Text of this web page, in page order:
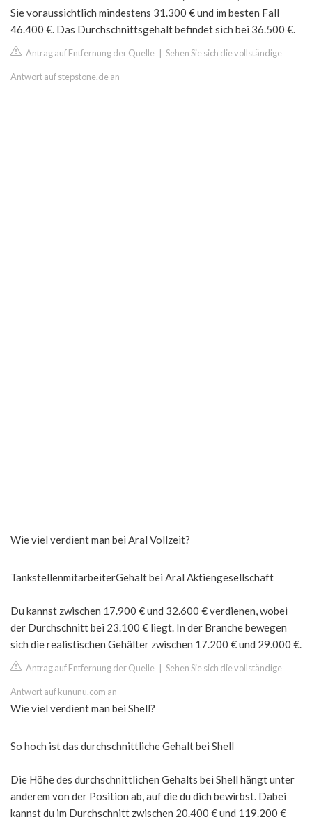
Sie voraussichtlich mindestens 31.300 € und im besten Fall
46.400 €. Das Durchschnittsgehalt befindet sich bei 36.500 €.
Antrag auf Entfernung der Quelle Sehen Sie sich die vollständige
Antwort auf stepstone.de an
Wie viel verdient man bei Aral Vollzeit?
TankstellenmitarbeiterGehalt bei Aral Aktiengesellschaft
Du kannst zwischen 17.900 € und 32.600 € verdienen, wobei
der Durchschnitt bei 23.100 € liegt. In der Branche bewegen
sich die realistischen Gehälter zwischen 17.200 € und 29.000 €.
Antrag auf Entfernung der Quelle Sehen Sie sich die vollständige
Antwort auf kununu.com an
Wie viel verdient man bei Shell?
So hoch ist das durchschnittliche Gehalt bei Shell
Die Höhe des durchschnittlichen Gehalts bei Shell hängt unter
anderem von der Position ab, auf die du dich bewirbst. Dabei
kannst du im Durchschnitt zwischen 20.400 € und 119.200 €